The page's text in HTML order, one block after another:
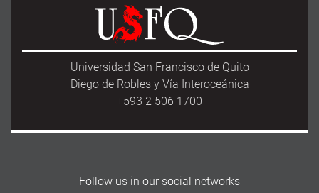
Universidad San Francisco de Quito
Diego de Robles y Vía Interoceánica
+593 2 506 1700
Follow us in our social networks